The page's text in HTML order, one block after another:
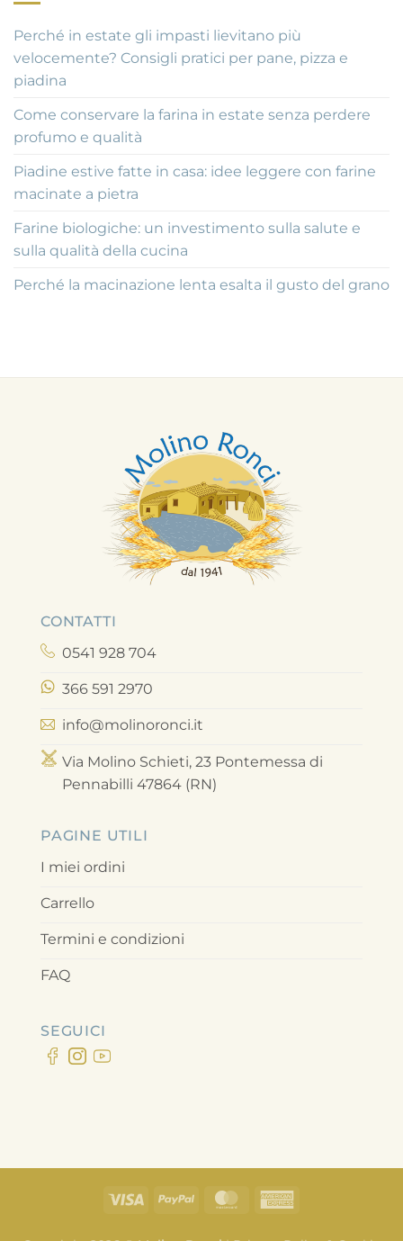
Perché in estate gli impasti lievitano più
velocemente? Consigli pratici per pane, pizza e
piadina
Come conservare la farina in estate senza perdere
profumo e qualità
Piadine estive fatte in casa: idee leggere con farine
macinate a pietra
Farine biologiche: un investimento sulla salute e
sulla qualità della cucina
Perché la macinazione lenta esalta il gusto del grano
CONTATTI
0541 928 704
366 591 2970
info@molinoronci.it
Via Molino Schieti, 23 Pontemessa di
Pennabilli 47864 (RN)
PAGINE UTILI
I miei ordini
Carrello
Termini e condizioni
FAQ
SEGUICI